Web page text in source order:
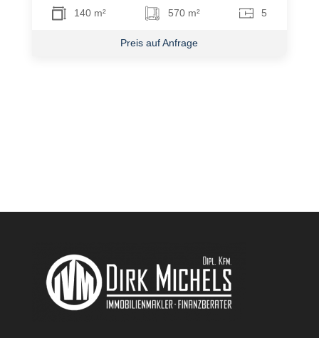
140 m² 570 m² 5
Preis auf Anfrage